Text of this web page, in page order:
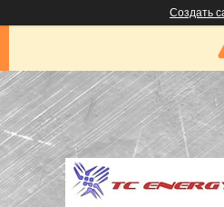
Создать